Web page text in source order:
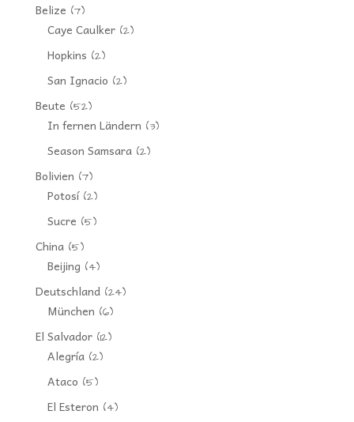
Belize (7)
Caye Caulker(2)
Hopkins (2)
San Ignacio (2)
Beute (52)
In fernen Ländern (3)
Season Samsara(2)
Bolivien (7)
Potosí(2)
Sucre (5)
China(5)
Beijing (4)
Deutschland(24)
München (6)
El Salvador(12)
Alegría(2)
Ataco (5)
El Esteron (4)